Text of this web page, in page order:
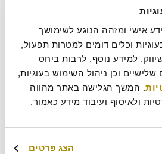
ולאיסוף ועיבוד מידע כאמור.
הצג פרטים
210
כשר חלבי מכיל אבקת חלב נוכרי
הוסף לסל